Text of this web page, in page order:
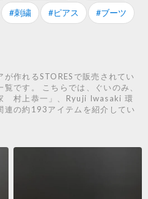
#刺繍 #ピアス #ブーツ
作れるSTORESで販売されてい
です。 こちらでは、ぐいのみ、
村上恭一」、Ryuji Iwasaki 環
連の約193アイテムを紹介してい